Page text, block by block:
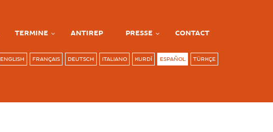
TERMINE ANTIREP PRESSE CONTACT
ENGLISH FRANÇAIS DEUTSCH ITALIANO KURDÎ ESPAÑOL TÜRKÇE